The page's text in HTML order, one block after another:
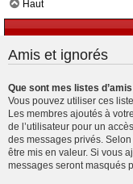
Haut
Amis et ignorés
Que sont mes listes
Vous pouvez utiliser ces
Les membres ajoutés à
de l’utilisateur pour un
des messages privés.
être mis en valeur. Si vous
messages seront masqués